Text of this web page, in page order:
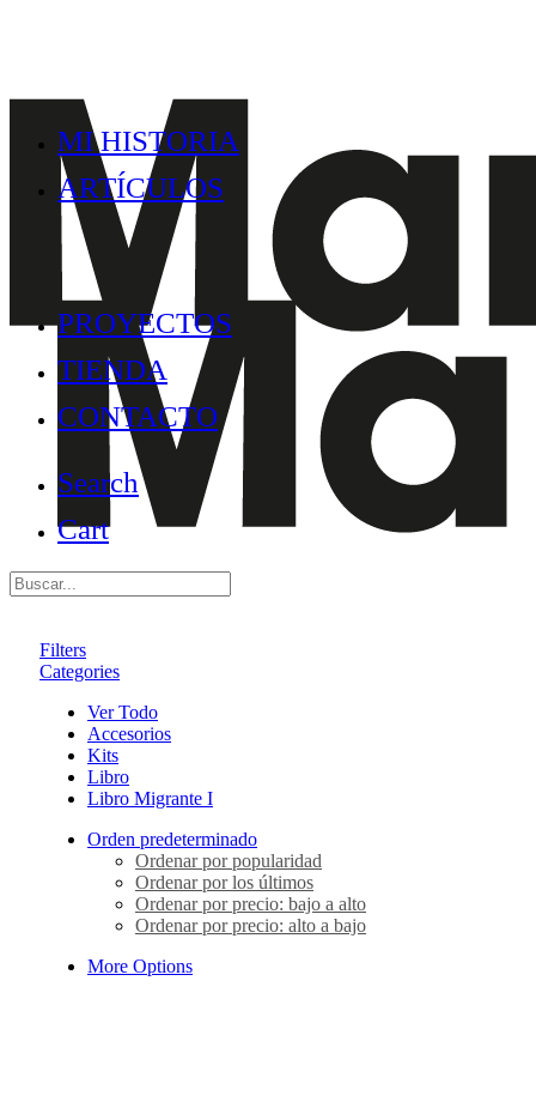
MI HISTORIA
ARTÍCULOS
PROYECTOS
TIENDA
CONTACTO
Search
Cart
Filters
Categories
Ver Todo
Accesorios
Kits
Libro
Libro Migrante I
Orden predeterminado
Ordenar por popularidad
Ordenar por los últimos
Ordenar por precio: bajo a alto
Ordenar por precio: alto a bajo
More Options